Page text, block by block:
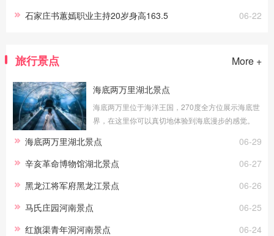
06-22
石家庄书蕙嫣职业主持20岁身高163.5
旅行景点 More +
海底两万里湖北景点
海底两万里位于海洋王国，270度全方位展示海底世
界，在这里你可以真切地体验到海底漫步的感觉。
身边游弋，你能看到海洋生灵冲你微笑，
06-29
海底两万里湖北景点
06-27
辛亥革命博物馆湖北景点
06-26
黑龙江将军府黑龙江景点
06-25
马氏庄园河南景点
06-24
红旗渠青年洞河南景点